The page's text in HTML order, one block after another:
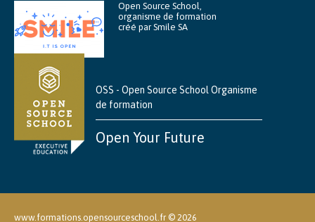
Open Source School,
organisme de formation
créé par Smile SA
OSS - Open Source School Organisme
de formation
Open Your Future
www.formations.opensourceschool.fr © 2026